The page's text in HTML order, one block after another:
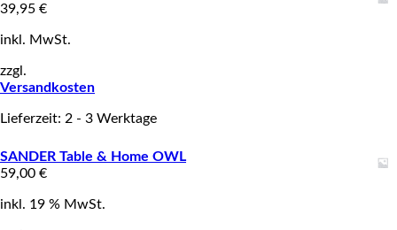
39,95 €
inkl. MwSt.
zzgl.
Versandkosten
Lieferzeit: 2 - 3 Werktage
SANDER Table & Home OWL
59,00 €
inkl. 19 % MwSt.